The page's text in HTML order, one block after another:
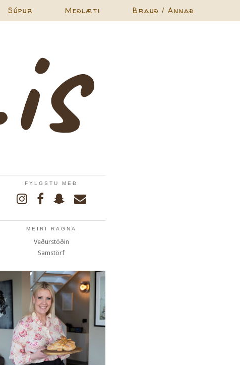
Súpur Meðlæti Brauð / Annað
FYLGSTU MEÐ
MEIRI RAGNA
Veðurstöðin
Samstörf